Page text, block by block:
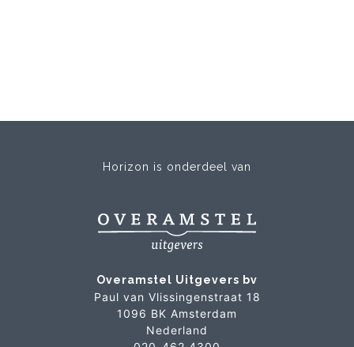
Horizon is onderdeel van
Overamstel Uitgevers bv
Paul van Vlissingenstraat 18
1096 BK Amsterdam
Nederland